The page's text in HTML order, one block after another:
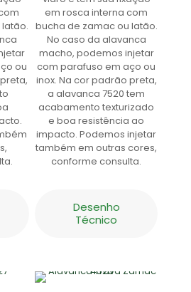
ou
em rosca interna com
bucha de zamac ou latão.
No caso da alavanca
macho, podemos injetar
com parafuso em aço ou
inox. Na cor padrão preta,
a alavanca 7520 tem
acabamento texturizado
e boa resistência ao
impacto. Podemos injetar
também em outras cores,
conforme consulta.
Desenho
Técnico